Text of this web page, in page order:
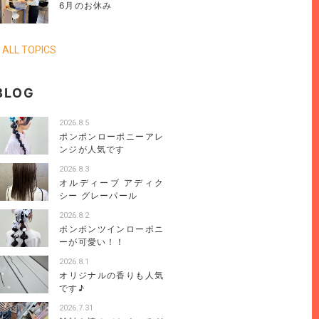
6月のお休み
ALL TOPICS
2026.8.5
ポンポンローポニーアレ
ンジが人気です
2026.8.3
オルディーブ アディク
シー グレーパール
2026.8.2
ポンポンツインローポニ
ーが可愛い！！
2026.8.1
オリジナルの香りも人気
です♪
2026.7.31